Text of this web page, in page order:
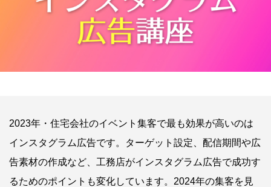
2023年・住宅会社のイベント集客で最も効果が高いのは
インスタグラム広告です。ターゲット設定、配信期間や広
告素材の作成など、工務店がインスタグラム広告で成功す
るためのポイントも変化しています。2024年の集客を見